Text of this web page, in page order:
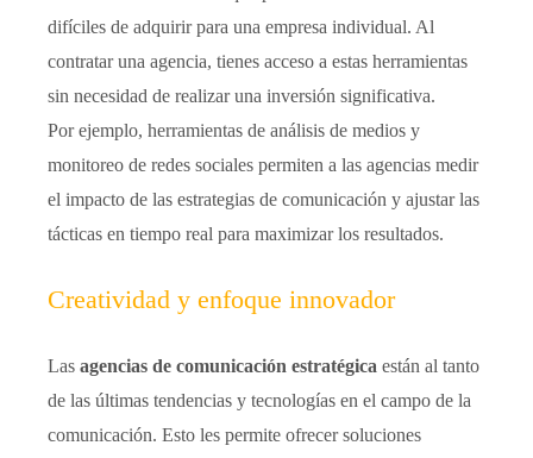
difíciles de adquirir para una empresa individual. Al
contratar una agencia, tienes acceso a estas herramientas
sin necesidad de realizar una inversión significativa.
Por ejemplo, herramientas de análisis de medios y
monitoreo de redes sociales permiten a las agencias medir
el impacto de las estrategias de comunicación y ajustar las
tácticas en tiempo real para maximizar los resultados.
Creatividad y enfoque innovador
Las agencias de comunicación estratégica están al tanto
de las últimas tendencias y tecnologías en el campo de la
comunicación. Esto les permite ofrecer soluciones